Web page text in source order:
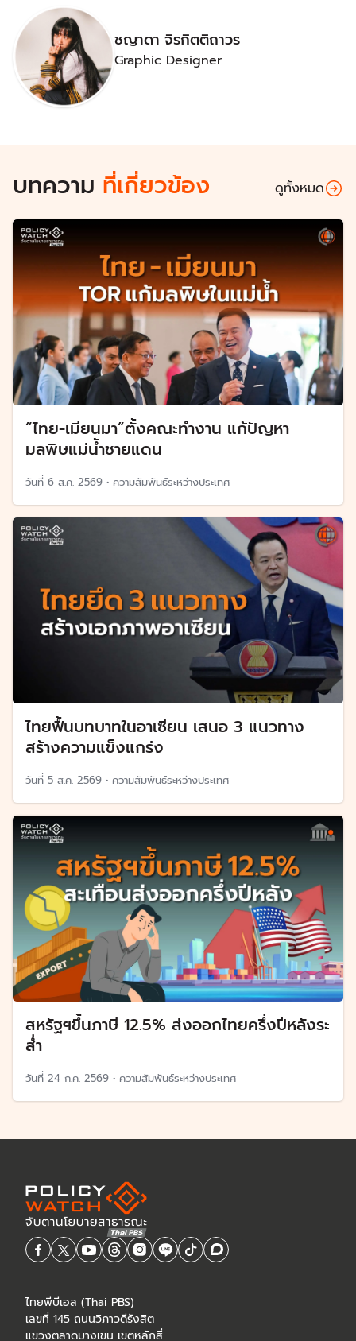
ชญาดา จิรกิตติถาวร
Graphic Designer
บทความ ที่เกี่ยวข้อง ดูทั้งหมด
“ไทย-เมียนมา”ตั้งคณะทำงาน แก้ปัญหา
มลพิษแม่น้ำชายแดน
วันที่ 6 ส.ค. 2569 • ความสัมพันธ์ระหว่างประเทศ
ไทยฟื้นบทบาทในอาเซียน เสนอ 3 แนวทาง
สร้างความแข็งแกร่ง
วันที่ 5 ส.ค. 2569 • ความสัมพันธ์ระหว่างประเทศ
สหรัฐฯขึ้นภาษี 12.5% ส่งออกไทยครึ่งปีหลังระ
ส่ำ
วันที่ 24 ก.ค. 2569 • ความสัมพันธ์ระหว่างประเทศ
ไทยพีบีเอส (Thai PBS)
เลขที่ 145 ถนนวิภาวดีรังสิต
แขวงตลาดบางเขน เขตหลักสี่